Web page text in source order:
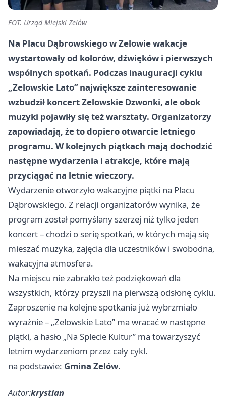
FOT. Urząd Miejski Zelów
Na Placu Dąbrowskiego w Zelowie wakacje
wystartowały od kolorów, dźwięków i pierwszych
wspólnych spotkań. Podczas inauguracji cyklu
„Zelowskie Lato” największe zainteresowanie
wzbudził koncert Zelowskie Dzwonki, ale obok
muzyki pojawiły się też warsztaty. Organizatorzy
zapowiadają, że to dopiero otwarcie letniego
programu. W kolejnych piątkach mają dochodzić
następne wydarzenia i atrakcje, które mają
przyciągać na letnie wieczory.
Wydarzenie otworzyło wakacyjne piątki na Placu
Dąbrowskiego. Z relacji organizatorów wynika, że
program został pomyślany szerzej niż tylko jeden
koncert – chodzi o serię spotkań, w których mają się
mieszać muzyka, zajęcia dla uczestników i swobodna,
wakacyjna atmosfera.
Na miejscu nie zabrakło też podziękowań dla
wszystkich, którzy przyszli na pierwszą odsłonę cyklu.
Zaproszenie na kolejne spotkania już wybrzmiało
wyraźnie – „Zelowskie Lato” ma wracać w następne
piątki, a hasło „Na Splecie Kultur” ma towarzyszyć
letnim wydarzeniom przez cały cykl.
na podstawie: Gmina Zelów.
Autor:krystian